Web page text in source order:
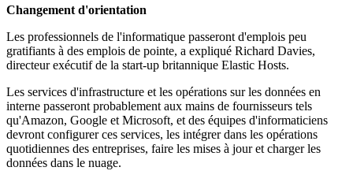
Changement d'orientation
Les professionnels de l'informatique passeront d'emplois peu
gratifiants à des emplois de pointe, a expliqué Richard Davies,
directeur exécutif de la start-up britannique Elastic Hosts.
Les services d'infrastructure et les opérations sur les données en
interne passeront probablement aux mains de fournisseurs tels
qu'Amazon, Google et Microsoft, et des équipes d'informaticiens
devront configurer ces services, les intégrer dans les opérations
quotidiennes des entreprises, faire les mises à jour et charger les
données dans le nuage.